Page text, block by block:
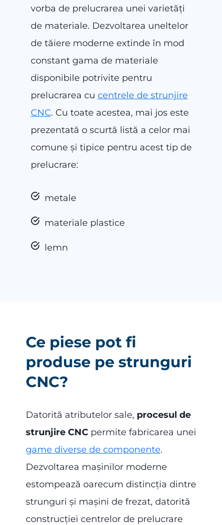
vorba de prelucrarea unei varietăți
de materiale. Dezvoltarea uneltelor
de tăiere moderne extinde în mod
constant gama de materiale
disponibile potrivite pentru
prelucrarea cu centrele de strunjire
CNC. Cu toate acestea, mai jos este
prezentată o scurtă listă a celor mai
comune și tipice pentru acest tip de
prelucrare:
metale
materiale plastice
lemn
Ce piese pot fi
produse pe strunguri
CNC?
Datorită atributelor sale, procesul de
strunjire CNCpermite fabricarea unei
game diverse de componente.
Dezvoltarea mașinilor moderne
estompează oarecum distincția dintre
strunguri și mașini de frezat, datorită
construcției centrelor de prelucrare